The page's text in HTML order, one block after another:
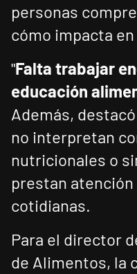
personas
cómo impacta
"Falta trabajar
educación
Además,
no interpretan
nutricionales o
prestan
cotidianas.
Para el director
de Alimentos, la